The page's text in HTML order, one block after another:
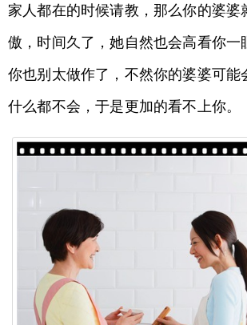
家人都在的时候请教，那么你的婆婆
傲，时间久了，她自然也会高看你一
你也别太做作了，不然你的婆婆可能
什么都不会，于是更加的看不上你。